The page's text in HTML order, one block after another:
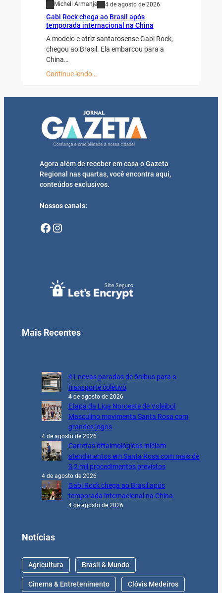
Micheli Armanje 4 de agosto de 2026
Gabi Rock chega ao Brasil após
temporada internacional na China
A modelo e atriz santarosense Gabi Rock,
chegou ao Brasil. Ela embarcou para a
China…
Continue lendo…
Agora além de receber em casa o Gazeta
Regional nas quartas, você encontra aqui,
conteúdos exclusivos.
Nossos canais:
Facebook Instagram
Mais Recentes
41 novas paradas de ônibus para o
transporte coletivo
4 de agosto de 2026
Etapa da Liga Noroeste de Voleibol
Masculino movimenta Santa Rosa com
grandes jogos
4 de agosto de 2026
Carretas oftalmológicas iniciam
atendimentos em Santa Rosa com mais de
3,2 mil procedimentos previstos
4 de agosto de 2026
Gabi Rock chega ao Brasil após
temporada internacional na China
4 de agosto de 2026
Notícias
Agricultura Brasil & Mundo
Cinema & Entretenimento Clóvis Medeiros